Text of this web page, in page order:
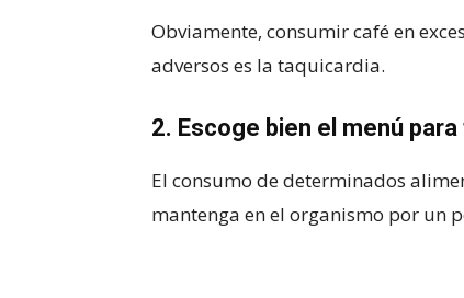
Obviamente, consumir café en
adversos es la taquicardia.
2. Escoge bien el menú
El consumo de determinados
mantenga en el organismo por un